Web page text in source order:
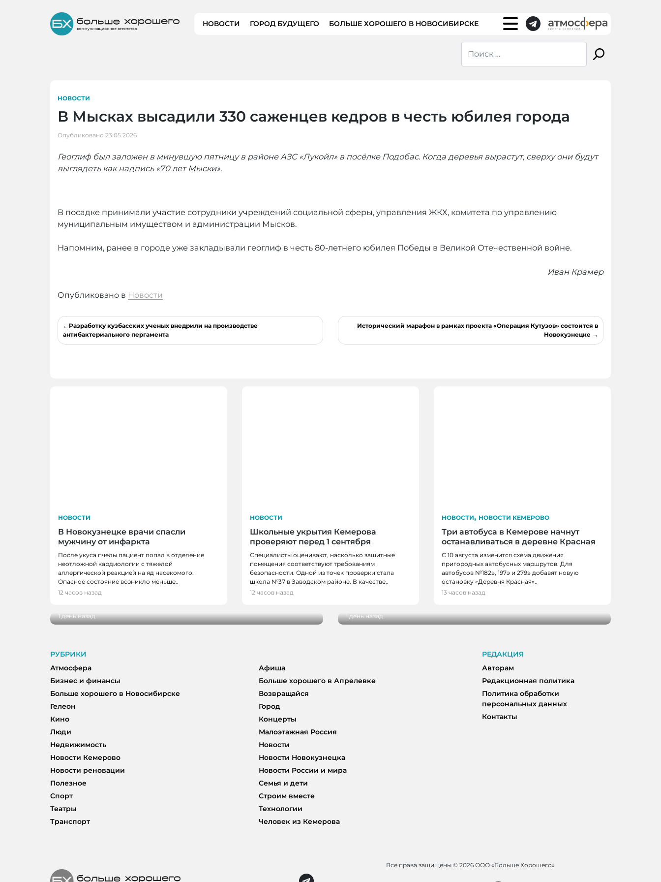
НОВОСТИ ГОРОД БУДУЩЕГО БОЛЬШЕ ХОРОШЕГО В НОВОСИБИРСКЕ
НОВОСТИ
В Мысках высадили 330 саженцев кедров в честь юбилея города
Опубликовано 23.05.2026
Геоглиф был заложен в минувшую пятницу в районе АЗС «Лукойл» в посёлке Подобас. Когда деревья вырастут, сверху они будут
выглядеть как надпись «70 лет Мыски».
В посадке принимали участие сотрудники учреждений социальной сферы, управления ЖКХ, комитета по управлению
муниципальным имуществом и администрации Мысков.
Напомним, ранее в городе уже закладывали геоглиф в честь 80-летнего юбилея Победы в Великой Отечественной войне.
Иван Крамер
Опубликовано в Новости
Навигация
по
Разработку кузбасских ученых внедрили на производстве
антибактериального пергамента
Исторический марафон в рамках проекта «Операция Кутузов» состоится в
Новокузнецке
НОВОСТИ
В Новокузнецке врачи спасли
мужчину от инфаркта
После укуса пчелы пациент попал в отделение
неотложной кардиологии с тяжелой
аллергической реакцией на яд насекомого.
Опасное состояние возникло меньше..
12 часов назад
НОВОСТИ
Школьные укрытия Кемерова
проверяют перед 1 сентября
Специалисты оценивают, насколько защитные
помещения соответствуют требованиям
безопасности. Одной из точек проверки стала
школа №37 в Заводском районе. В качестве..
12 часов назад
НОВОСТИ, НОВОСТИ КЕМЕРОВО
Три автобуса в Кемерове начнут
останавливаться в деревне Красная
С 10 августа изменится схема движения
пригородных автобусных маршрутов. Для
автобусов №182э, 197э и 279э добавят новую
остановку «Деревня Красная»..
13 часов назад
НОВОСТИ
В Кузбассе наградили лучших тренеров, спортсменов и
1 день назад
НОВОСТИ, НОВОСТИ КЕМЕРОВО
В Кемерове более 280 школьников получили помощь перед
1 день назад
РУБРИКИ
Атмосфера
Афиша
Бизнес и финансы
Больше хорошего в Апрелевке
Больше хорошего в Новосибирске
Возвращайся
Гелеон
Город
Кино
Концерты
Люди
Малоэтажная Россия
Недвижимость
Новости
Новости Кемерово
Новости Новокузнецка
Новости реновации
Новости России и мира
Полезное
Семья и дети
Спорт
Строим вместе
Театры
Технологии
Транспорт
Человек из Кемерова
РЕДАКЦИЯ
Авторам
Редакционная политика
Политика обработки
персональных данных
Контакты
Все права защищены © 2026 ООО «Больше Хорошего»